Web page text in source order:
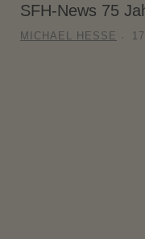
SFH-News 75
MICHAEL HESSE